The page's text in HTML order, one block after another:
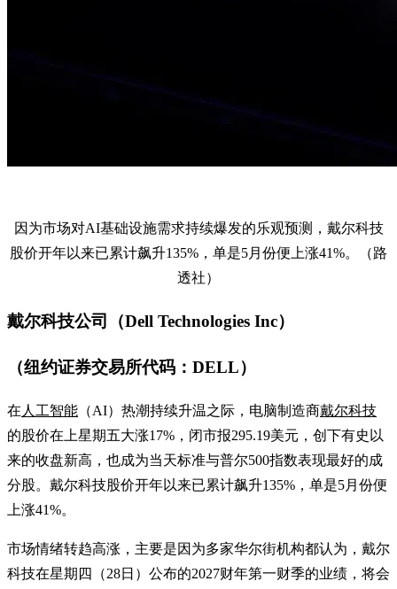
因为市场对AI基础设施需求持续爆发的乐观预测，戴尔科技
股价开年以来已累计飙升135%，单是5月份便上涨41%。（路
透社）
戴尔科技公司（Dell Technologies Inc）
（纽约证券交易所代码：DELL）
在 人工智能 （AI）热潮持续升温之际，电脑制造商戴尔科技
的股价在上星期五大涨17%，闭市报295.19美元，创下有史以
来的收盘新高，也成为当天标准与普尔500指数表现最好的成
分股。戴尔科技股价开年以来已累计飙升135%，单是5月份便
上涨41%。
市场情绪转趋高涨，主要是因为多家华尔街机构都认为，戴尔
科技在星期四（28日）公布的2027财年第一财季的业绩，将会